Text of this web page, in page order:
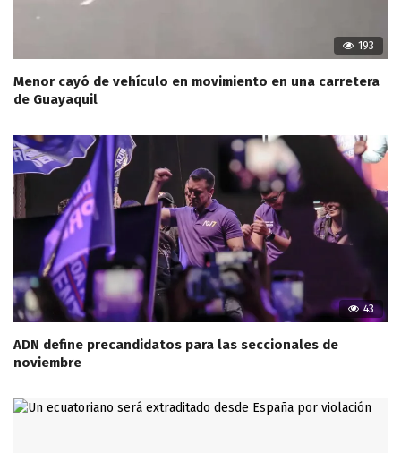
193
Menor cayó de vehículo en movimiento en una carretera
de Guayaquil
43
ADN define precandidatos para las seccionales de
noviembre